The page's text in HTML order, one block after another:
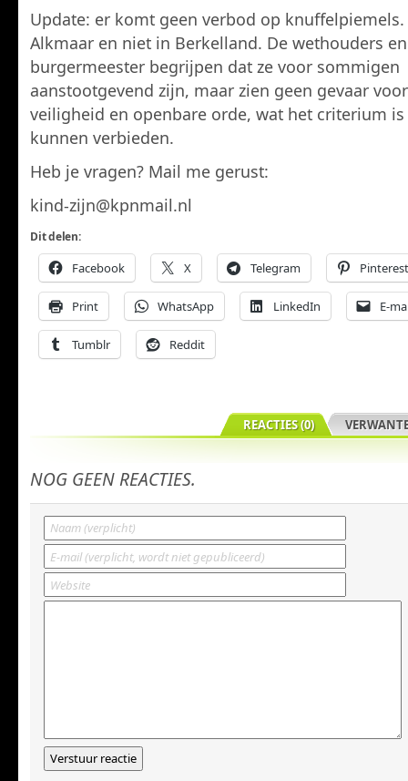
Update: er komt geen verbod op
Alkmaar en niet in Berkelland. De wethouders en
burgermeester begrijpen dat ze voor sommigen
aanstootgevend zijn, maar zien geen gevaar
veiligheid en openbare orde, wat het criterium
kunnen verbieden.
Heb je vragen? Mail me gerust:
kind-zijn@kpnmail.nl
Dit delen:
Facebook X Telegram Pinterest
Print WhatsApp LinkedIn E-
Tumblr Reddit
REACTIES (0)
NOG GEEN REACTIES.